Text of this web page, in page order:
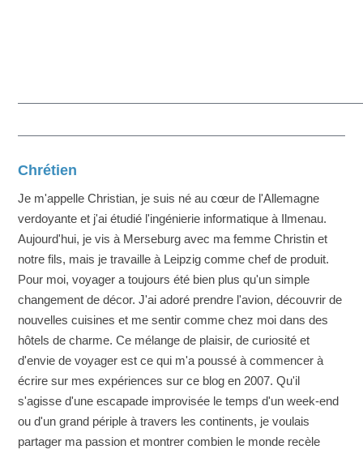
Chrétien
Je m'appelle Christian, je suis né au cœur de l'Allemagne
verdoyante et j'ai étudié l'ingénierie informatique à Ilmenau.
Aujourd'hui, je vis à Merseburg avec ma femme Christin et
notre fils, mais je travaille à Leipzig comme chef de produit.
Pour moi, voyager a toujours été bien plus qu'un simple
changement de décor. J'ai adoré prendre l'avion, découvrir de
nouvelles cuisines et me sentir comme chez moi dans des
hôtels de charme. Ce mélange de plaisir, de curiosité et
d'envie de voyager est ce qui m'a poussé à commencer à
écrire sur mes expériences sur ce blog en 2007. Qu'il
s'agisse d'une escapade improvisée le temps d'un week-end
ou d'un grand périple à travers les continents, je voulais
partager ma passion et montrer combien le monde recèle